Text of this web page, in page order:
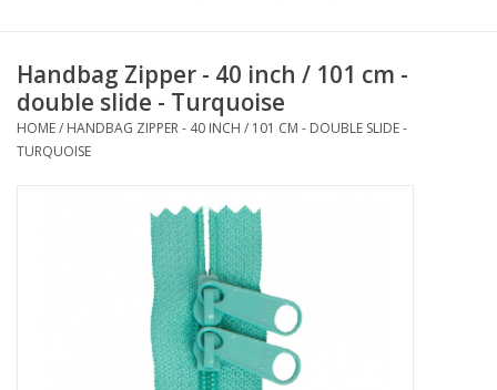
Nieuws
Herfst & Halloween
Handbag Zipper - 40 inch / 101 cm -
double slide - Turquoise
HOME/ HANDBAG ZIPPER - 40 INCH / 101 CM - DOUBLE SLIDE -
TURQUOISE